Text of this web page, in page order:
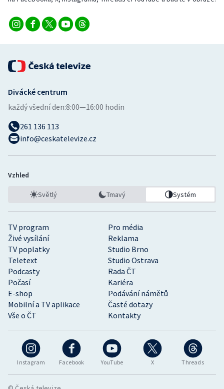
Vodní slalom
Volejbal
Ostatní
Instagram Facebook YouTube X Threads
TV program
Pro média
Živé vysílání
Reklama
TV poplatky
Studio Brno
Teletext
Studio Ostrava
Podcasty
Rada ČT
Počasí
Kariéra
E-shop
Podávání námětů
Mobilní a TV aplikace
Časté dotazy
Vše o ČT
Kontakty
Divácké centrum
každý všední den:8:00—16:00 hodin
261 136 113
info@ceskatelevize.cz
Vzhled
Světlý Tmavý Systém